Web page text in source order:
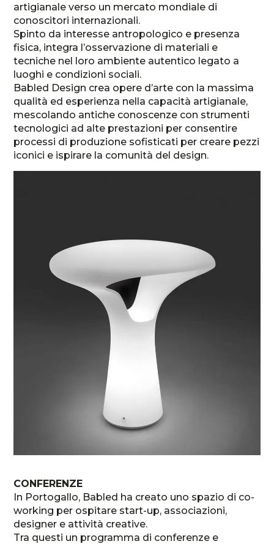
artigianale verso un mercato mondiale di
conoscitori internazionali.
Spinto da interesse antropologico e presenza
fisica, integra l’osservazione di materiali e
tecniche nel loro ambiente autentico legato a
luoghi e condizioni sociali.
Babled Design crea opere d’arte con la massima
qualità ed esperienza nella capacità artigianale,
mescolando antiche conoscenze con strumenti
tecnologici ad alte prestazioni per consentire
processi di produzione sofisticati per creare pezzi
iconici e ispirare la comunità del design.
CONFERENZE
In Portogallo, Babled ha creato uno spazio di co-
working per ospitare start-up, associazioni,
designer e attività creative.
Tra questi un programma di conferenze e